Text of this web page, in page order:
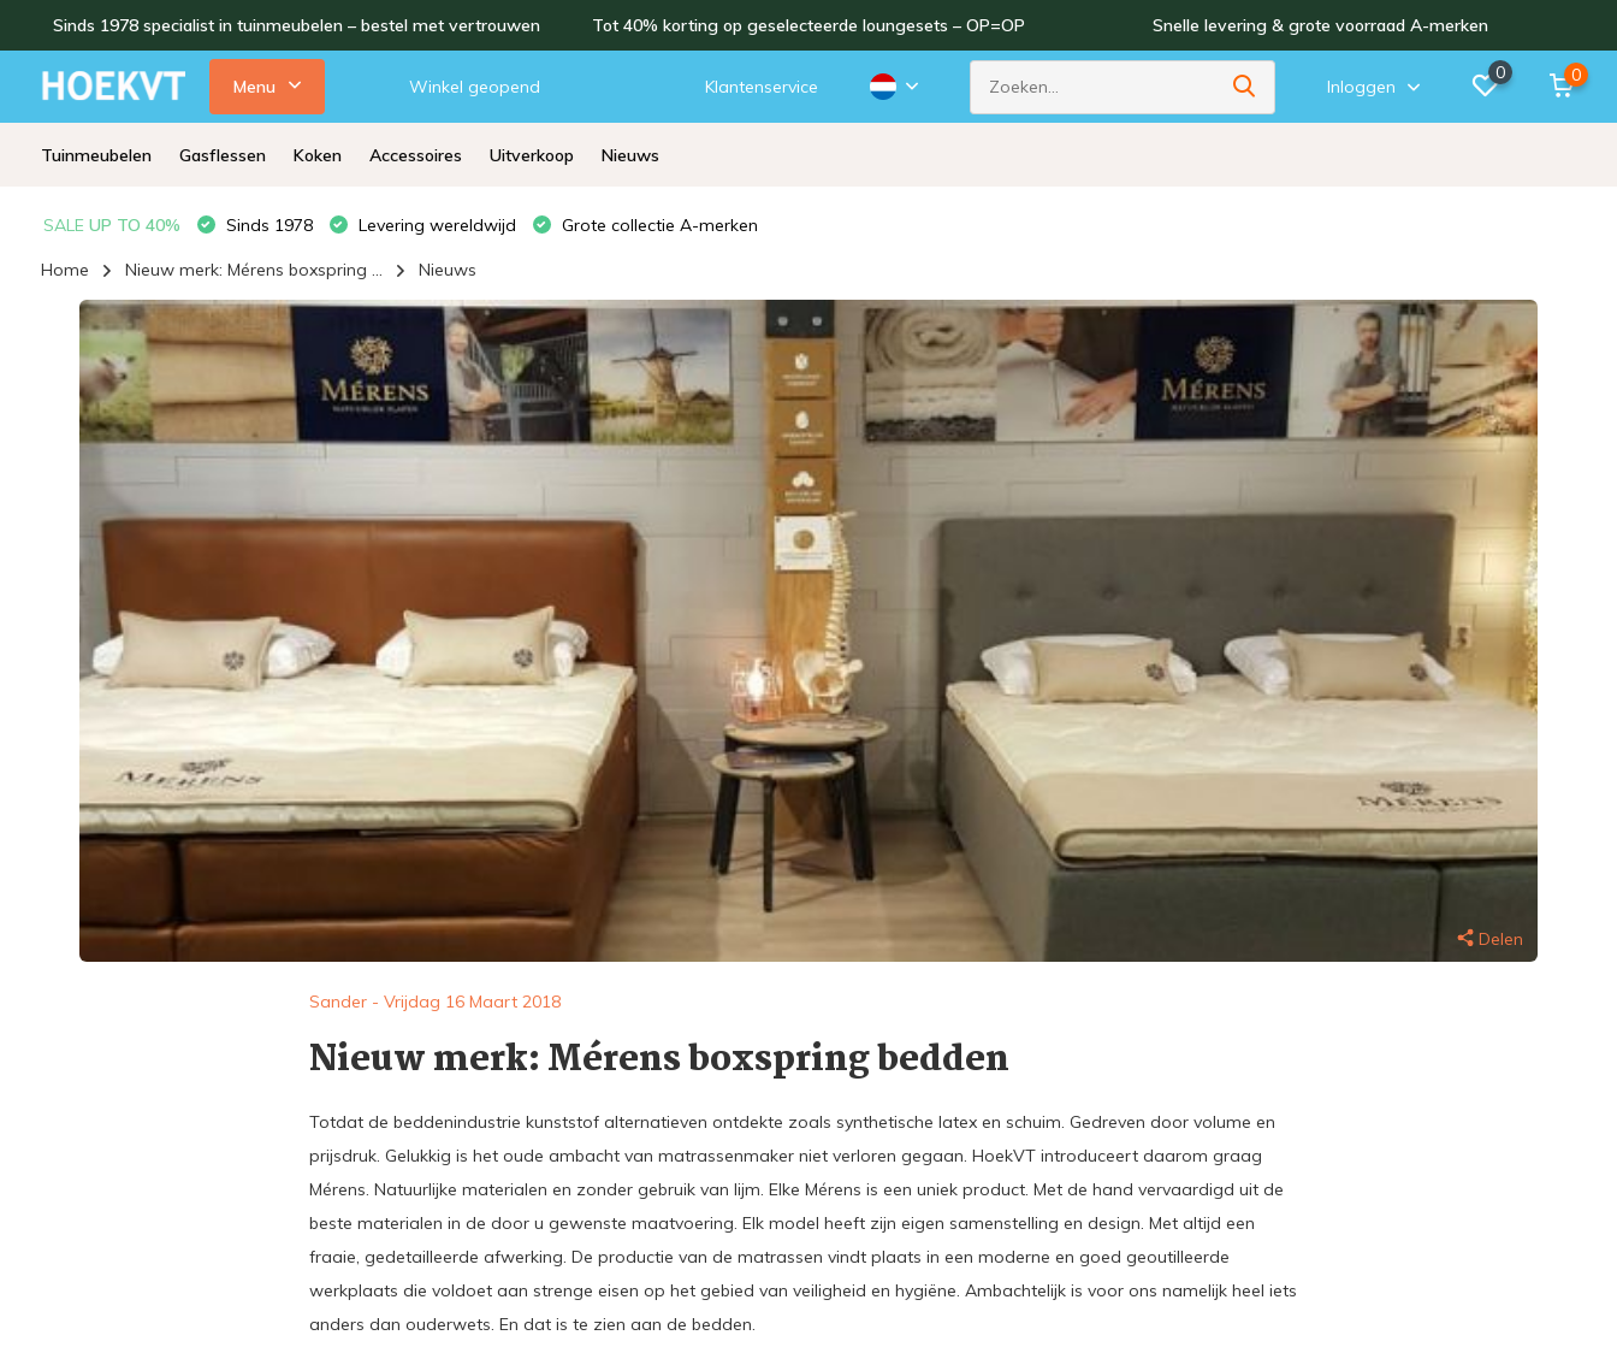
Sinds 1978 specialist in tuinmeubelen – bestel met vertrouwen Tot 40% korting op geselecteerde loungesets – OP=OP Snelle levering & grote voorraad A-merken
Menu Winkel geopend Klantenservice Inloggen
0 0
Tuinmeubelen Gasflessen Koken Accessoires Uitverkoop Nieuws
SALE UP TO 40% Sinds 1978 Levering wereldwijd Grote collectie A-merken
Home Nieuw merk: Mérens boxspring ... Nieuws
Delen
Sander - Vrijdag 16 Maart 2018
Nieuw merk: Mérens boxspring bedden
Totdat de beddenindustrie kunststof alternatieven ontdekte zoals synthetische latex en schuim. Gedreven door volume en
prijsdruk. Gelukkig is het oude ambacht van matrassenmaker niet verloren gegaan. HoekVT introduceert daarom graag
Mérens. Natuurlijke materialen en zonder gebruik van lijm. Elke Mérens is een uniek product. Met de hand vervaardigd uit de
beste materialen in de door u gewenste maatvoering. Elk model heeft zijn eigen samenstelling en design. Met altijd een
fraaie, gedetailleerde afwerking. De productie van de matrassen vindt plaats in een moderne en goed geoutilleerde
werkplaats die voldoet aan strenge eisen op het gebied van veiligheid en hygiëne. Ambachtelijk is voor ons namelijk heel iets
anders dan ouderwets. En dat is te zien aan de bedden.